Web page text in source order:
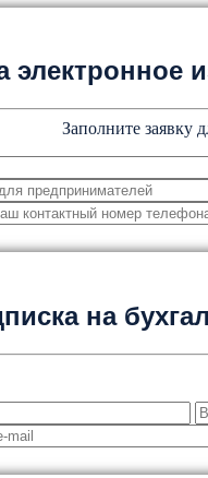
электронное
Заполните заявку
на